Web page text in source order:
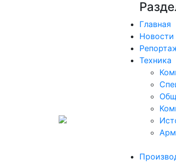
Главная
Новости
Техника